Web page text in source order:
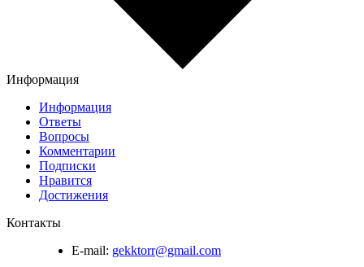
Информация
Информация
Ответы
Вопросы
Комментарии
Подписки
Нравится
Достижения
Контакты
E-mail: gekktorr@gmail.com